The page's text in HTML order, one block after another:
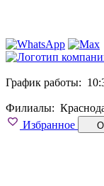
График работы:
Филиалы:
Избранное